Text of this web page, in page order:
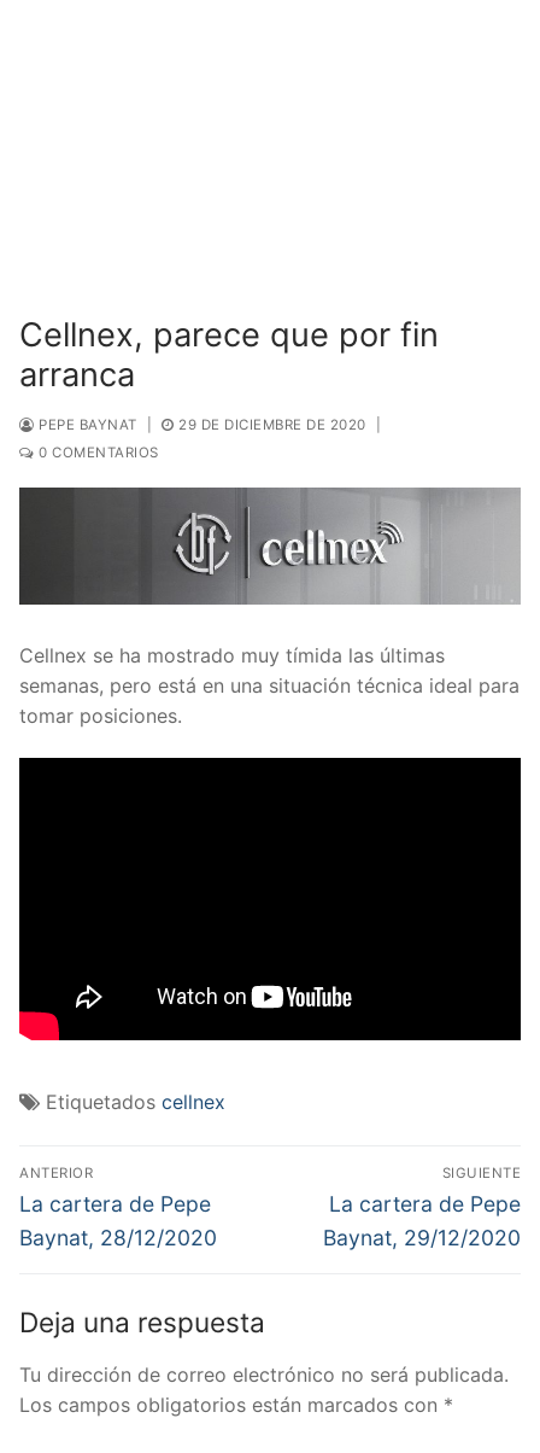
Cellnex, parece que por fin
arranca
PEPE BAYNAT 29 DE DICIEMBRE DE 2020
0 COMENTARIOS
Cellnex se ha mostrado muy tímida las últimas
semanas, pero está en una situación técnica ideal para
tomar posiciones.
Etiquetados cellnex
Navegación
de
entradas
ANTERIOR
Entrada
anterior:
La cartera de Pepe
Baynat, 28/12/2020
SIGUIENTE
Entrada
siguiente:
La cartera de Pepe
Baynat, 29/12/2020
Deja una respuesta
Tu dirección de correo electrónico no será publicada.
Los campos obligatorios están marcados con *